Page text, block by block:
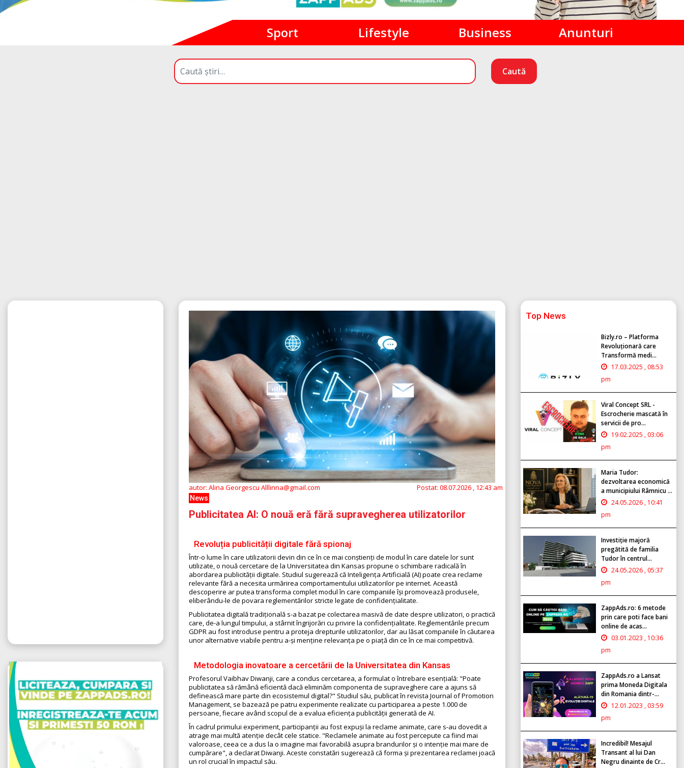
Sport Lifestyle Business Anunturi
Caută
autor: Alina Georgescu Alllinna@gmail.com Postat: 08.07.2026 , 12:43 am
News
Publicitatea AI: O nouă eră fără supravegherea utilizatorilor
Revoluția publicității digitale fără spionaj
Într-o lume în care utilizatorii devin din ce în ce mai conștienți de modul în care datele lor sunt
utilizate, o nouă cercetare de la Universitatea din Kansas propune o schimbare radicală în
abordarea publicității digitale. Studiul sugerează că Inteligența Artificială (AI) poate crea reclame
relevante fără a necesita urmărirea comportamentului utilizatorilor pe internet. Această
descoperire ar putea transforma complet modul în care companiile își promovează produsele,
eliberându-le de povara reglementărilor stricte legate de confidențialitate.
Publicitatea digitală tradițională s-a bazat pe colectarea masivă de date despre utilizatori, o practică
care, de-a lungul timpului, a stârnit îngrijorări cu privire la confidențialitate. Reglementările precum
GDPR au fost introduse pentru a proteja drepturile utilizatorilor, dar au lăsat companiile în căutarea
unor alternative viabile pentru a-și menține relevanța pe o piață din ce în ce mai competitivă.
Metodologia inovatoare a cercetării de la Universitatea din Kansas
Profesorul Vaibhav Diwanji, care a condus cercetarea, a formulat o întrebare esențială: "Poate
publicitatea să rămână eficientă dacă eliminăm componenta de supraveghere care a ajuns să
definească mare parte din ecosistemul digital?" Studiul său, publicat în revista Journal of Promotion
Management, se bazează pe patru experimente realizate cu participarea a peste 1.000 de
persoane, fiecare având scopul de a evalua eficiența publicității generată de AI.
În cadrul primului experiment, participanții au fost expuși la reclame animate, care s-au dovedit a
atrage mai multă atenție decât cele statice. "Reclamele animate au fost percepute ca fiind mai
valoroase, ceea ce a dus la o imagine mai favorabilă asupra brandurilor și o intenție mai mare de
cumpărare", a declarat Diwanji. Aceste constatări sugerează că forma și prezentarea reclamei joacă
un rol crucial în impactul său.
Top News
Bizly.ro – Platforma
Revoluționară care
Transformă medi...
17.03.2025 , 08:53
pm
Viral Concept SRL -
Escrocherie mascată în
servicii de pro...
19.02.2025 , 03:06
pm
Maria Tudor:
dezvoltarea economică
a municipiului Râmnicu ...
24.05.2026 , 10:41
pm
Investiție majoră
pregătită de familia
Tudor în centrul...
24.05.2026 , 05:37
pm
ZappAds.ro: 6 metode
prin care poti face bani
online de acas...
03.01.2023 , 10:36
pm
ZappAds.ro a Lansat
prima Moneda Digitala
din Romania dintr-...
12.01.2023 , 03:59
pm
Incredibil! Mesajul
Transant al lui Dan
Negru dinainte de Cr...